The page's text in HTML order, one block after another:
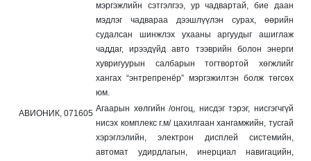
мэргэжлийн сэтгэлгээ, ур чадвартай, бие даан
мэдлэг чадвараа дээшлүүлэн сурах, өөрийн
судалсан шинжлэх ухааны аргуудыг ашиглаж
чаддаг, ирээдүйд авто тээврийн болон энерги
хувригуурын салбарын тогтвортой хөгжлийг
хангах “энтрепренёр” мэргэжилтэн болж төгсөх
юм.
АВИОНИК, 071605 Агаарын хөлгийн /онгоц, нисдэг тэрэг, нисгэгчгүй
нисэх комплекс г.м/ цахилгаан хангамжийн, тусгай
хэрэглэлийн, электрон дисплей системийн,
автомат удирдлагын, инерциал навигацийн,